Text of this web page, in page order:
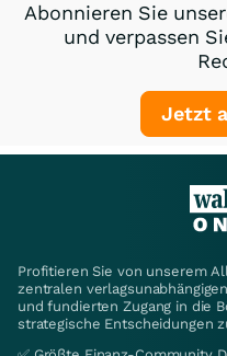
Abonnieren Sie
und verpassen
Jetzt
Profitieren Sie von unserem
zentralen
und fundierten Zugang in die
strategische Entscheidungen